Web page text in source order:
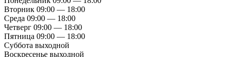
Вторник 09:00 — 18:00
Среда 09:00 — 18:00
Четверг 09:00 — 18:00
Пятница 09:00 — 18:00
Суббота выходной
Воскресенье выходной